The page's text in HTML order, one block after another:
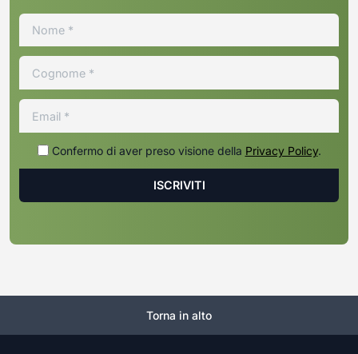
Confermo di aver preso visione della Privacy Policy.
Torna in alto